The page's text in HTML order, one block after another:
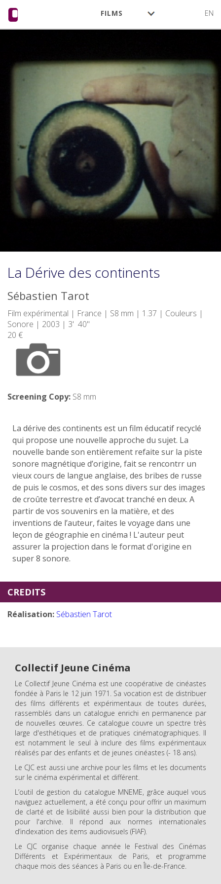
EN
FILMS
CINÉASTES
La Dérive des continents
Sébastien Tarot
Film expérimental | France | S8 mm | 1.37 | Couleurs |
Sonore | 2003 | 3' 40"
20 €
Screening Copy: S8 mm
La dérive des continents est un film éducatif recyclé
qui propose une nouvelle approche du sujet. La
nouvelle bande son entièrement refaite sur la piste
sonore magnétique d’origine, fait se rencontrr un
vieux cours de langue anglaise, des bribes de russe
de puis le cosmos, et des sons divers sur des images
de croûte terrestre et d’avocat tranché en deux. A
partir de vos souvenirs en la matière, et des
inventions de l’auteur, faites le voyage dans une
leçon de géographie en cinéma ! L'auteur peut
assurer la projection dans le format d'origine en
super 8 sonore.
CREDITS
Réalisation: Sébastien Tarot
Collectif Jeune Cinéma
Le Collectif Jeune Cinéma est une coopérative de cinéastes
fondée à Paris le 12 juin 1971. Sa vocation est de distribuer
des films différents et expérimentaux de toutes durées,
rassemblés dans un catalogue enrichi en permanence par
de nouvelles œuvres. Ce catalogue couvre un spectre très
large d'esthétiques et de pratiques cinématographiques. Il
est notamment le seul à inclure des films expérimentaux
réalisés par des enfants et de jeunes cinéastes (- 18 ans).
Le CJC est aussi une archive pour les films et les documents
sur le cinéma expérimental et différent.
L’outil de gestion du catalogue MNEME, grâce auquel vous
naviguez actuellement, a été conçu pour offrir un maximum
de clarté et de lisibilité aussi bien pour la distribution que
pour l'archive. Il répond aux normes internationales
d’indexation des items audiovisuels (FIAF).
Le CJC organise chaque année le Festival des Cinémas
Différents et Expérimentaux de Paris, et programme
chaque mois des séances à Paris ou en Île-de-France.